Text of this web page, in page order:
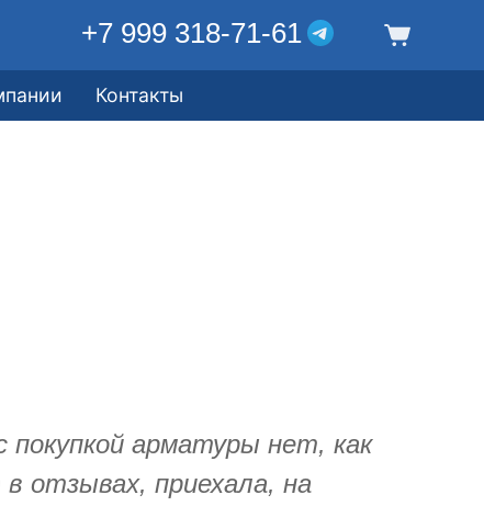
+7 999 318-71-61
Контакты
покупкой арматуры нет, как
отзывах, приехала, на